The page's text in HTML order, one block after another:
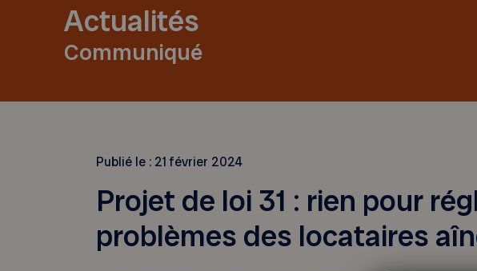
Actualités
Communiqué
Publié le : 21 février 2024
Projet de loi 31 : rien pour
problèmes des locataires